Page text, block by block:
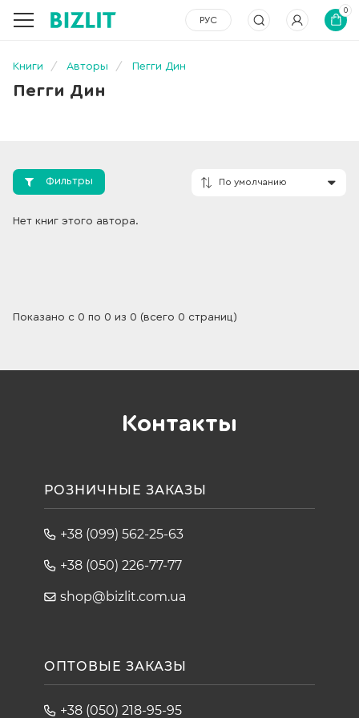
РУС
0
Книги Авторы Пегги Дин
Пегги Дин
Фильтры
Нет книг этого автора.
Показано с 0 по 0 из 0 (всего 0 страниц)
Контакты
РОЗНИЧНЫЕ ЗАКАЗЫ
+38 (099) 562-25-63
+38 (050) 226-77-77
shop@bizlit.com.ua
ОПТОВЫЕ ЗАКАЗЫ
+38 (050) 218-95-95